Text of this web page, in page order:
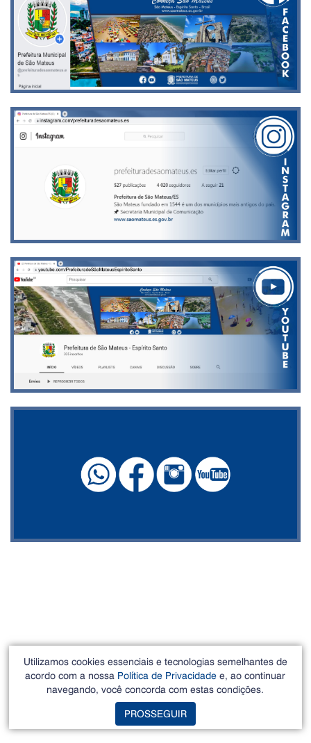
Utilizamos cookies essenciais e tecnologias semelhantes de
acordo com a nossa Política de Privacidade e, ao continuar
navegando, você concorda com estas condições.
PROSSEGUIR